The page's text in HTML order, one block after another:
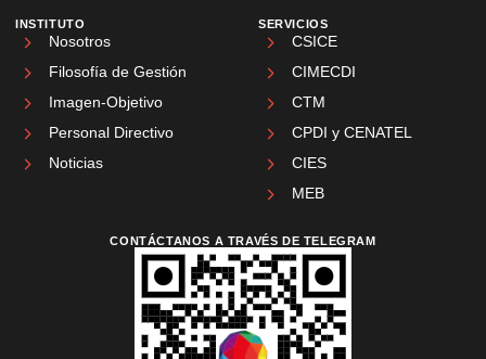
INSTITUTO
Nosotros
Filosofía de Gestión
Imagen-Objetivo
Personal Directivo
Noticias
SERVICIOS
CSICE
CIMECDI
CTM
CPDI y CENATEL
CIES
MEB
CONTÁCTANOS A TRAVÉS DE TELEGRAM